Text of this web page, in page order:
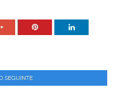
SEGUINTE